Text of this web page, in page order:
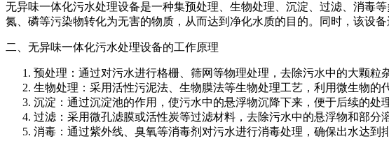
无异味一体化污水处理设备是一种集预处理、生物处理、沉淀、过滤、消毒
氮、磷等污染物转化为无害的物质，从而达到净化水质的目的。同时，该设
二、无异味一体化污水处理设备的工作原理
预处理：通过对污水进行格栅、筛网等物理处理，去除污水中的大颗粒
生物处理：采用活性污泥法、生物膜法等生物处理工艺，利用微生物的
沉淀：通过沉淀池的作用，使污水中的悬浮物沉降下来，便于后续的处理
过滤：采用微孔滤膜或活性炭等过滤材料，去除污水中的悬浮物和部分
消毒：通过紫外线、臭氧等消毒剂对污水进行消毒处理，确保出水达到